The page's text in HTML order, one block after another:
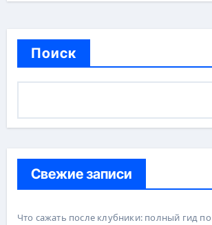
Поиск
Свежие записи
Что сажать после клубники: полный гид